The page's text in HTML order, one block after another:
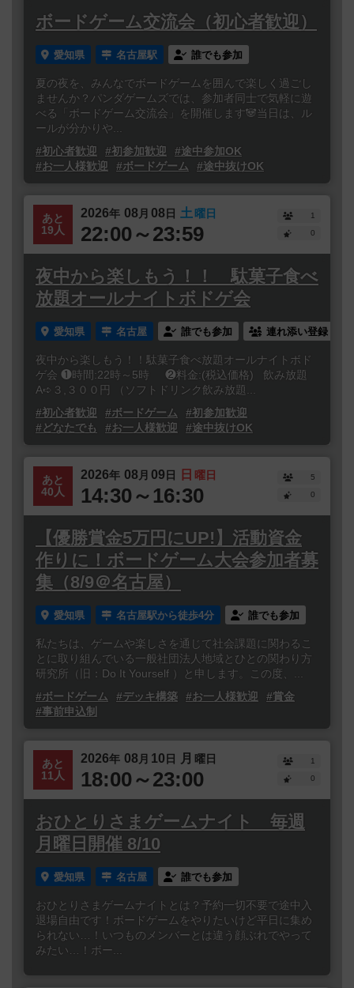
ボードゲーム交流会（初心者歓迎）
愛知県 名古屋駅 誰でも参加
夏の夜を、みんなでボードゲームを囲んで楽しく過ごし
ませんか？パンダゲームズでは、参加者同士で気軽に遊
べる「ボードゲーム交流会」を開催します🐼当日は、ル
ールが分かりや...
#初心者歓迎
#初参加歓迎
#途中参加OK
#お一人様歓迎
#ボードゲーム #途中抜けOK
あと
19人
2026年 08 月 08日 土曜日
22:00～23:59
1
0
夜中から楽しもう！！ 駄菓子食べ
放題オールナイトボドゲ会
愛知県 名古屋 誰でも参加 連れ添い登録
夜中から楽しもう！！駄菓子食べ放題オールナイトボド
ゲ会 ❶時間:22時～5時 ❷料金:(税込価格) 飲み放題
A➪３,３００円 （ソフトドリンク飲み放題...
#初心者歓迎
#ボードゲーム
#初参加歓迎
#どなたでも
#お一人様歓迎 #途中抜けOK
あと
40人
2026年 08 月 09日 日 曜日
14:30～16:30
5
0
【優勝賞金5万円にUP!】活動資金
作りに！ボードゲーム大会参加者募
集（8/9＠名古屋）
愛知県 名古屋駅から徒歩4分 誰でも参加
私たちは、ゲームや楽しさを通じて社会課題に関わるこ
とに取り組んでいる一般社団法人地域とひとの関わり方
研究所（旧：Do It Yourself ）と申します。この度、...
#ボードゲーム
#デッキ構築 #お一人様歓迎
#賞金
#事前申込制
あと
11人
2026年 08 月 10日 月 曜日
18:00～23:00
1
0
おひとりさまゲームナイト 毎週
月曜日開催 8/10
愛知県 名古屋 誰でも参加
おひとりさまゲームナイトとは？予約一切不要で途中入
退場自由です！ボードゲームをやりたいけど平日に集め
られない…！いつものメンバーとは違う顔ぶれでやって
みたい…！ボー...